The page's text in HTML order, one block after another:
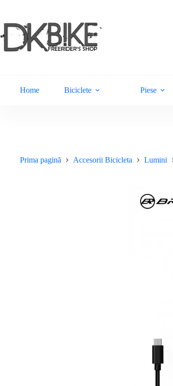
conținut
Home Biciclete Piese
Prima pagină Accesorii Bicicleta Lumini